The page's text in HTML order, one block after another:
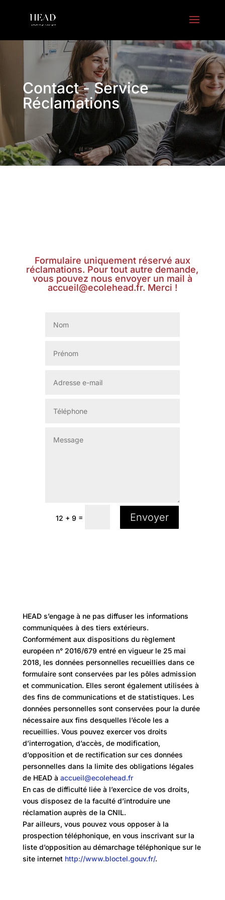
Contact - Service
Réclamations
Formulaire uniquement réservé aux
réclamations. Pour tout autre demande,
vous pouvez nous envoyer un mail à
accueil@ecolehead.fr. Merci !
12 + 9 = Envoyer
HEAD s’engage à ne pas diffuser les informations
communiquées à des tiers extérieurs.
Conformément aux dispositions du règlement
européen n° 2016/679 entré en vigueur le 25 mai
2018, les données personnelles recueillies dans ce
formulaire sont conservées par les pôles admission
et communication. Elles seront également utilisées à
des fins de communications et de statistiques. Les
données personnelles sont conservées pour la durée
nécessaire aux fins desquelles l’école les a
recueillies. Vous pouvez exercer vos droits
d’interrogation, d’accès, de modification,
d’opposition et de rectification sur ces données
personnelles dans la limite des obligations légales
de HEAD à accueil@ecolehead.fr
En cas de difficulté liée à l’exercice de vos droits,
vous disposez de la faculté d’introduire une
réclamation auprès de la CNIL.
Par ailleurs, vous pouvez vous opposer à la
prospection téléphonique, en vous inscrivant sur la
liste d’opposition au démarchage téléphonique sur le
site internet http://www.bloctel.gouv.fr/.